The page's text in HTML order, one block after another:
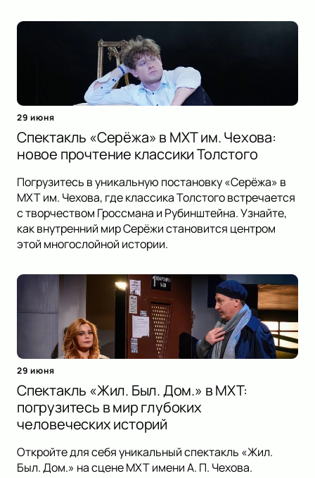
29 июня
Спектакль «Серёжа» в МХТ им. Чехова:
новое прочтение классики Толстого
Погрузитесь в уникальную постановку «Серёжа» в
МХТ им. Чехова, где классика Толстого встречается
с творчеством Гроссмана и Рубинштейна. Узнайте,
как внутренний мир Серёжи становится центром
этой многослойной истории.
29 июня
Спектакль «Жил. Был. Дом.» в МХТ:
погрузитесь в мир глубоких
человеческих историй
Откройте для себя уникальный спектакль «Жил.
Был. Дом.» на сцене МХТ имени А. П. Чехова.